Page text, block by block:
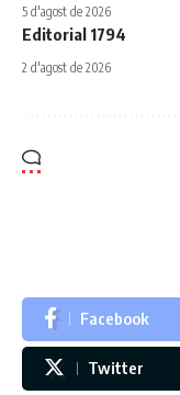
5 d'agost de 2026
Editorial 1794
2 d'agost de 2026
Facebook
Twitter